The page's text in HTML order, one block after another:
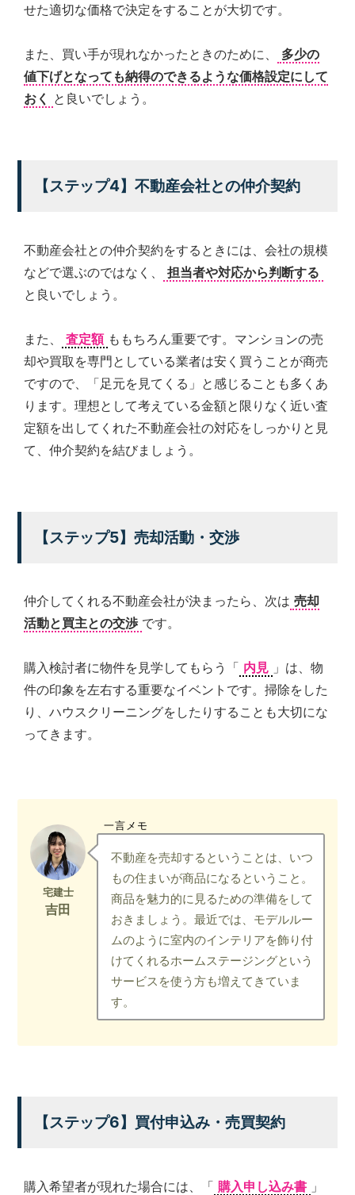
せた適切な価格で決定をすることが大切です。
また、買い手が現れなかったときのために、
多少の
値下げとなっても納得のできるような価格設定にして
おく と良いでしょう。
【ステップ4】不動産会社との仲介契約
不動産会社との仲介契約をするときには、会社の規模
などで選ぶのではなく、
担当者や対応から判断する
と良いでしょう。
また、 査定額 ももちろん重要です。マンションの売
却や買取を専門としている業者は安く買うことが商売
ですので、「足元を見てくる」と感じることも多くあ
ります。理想として考えている金額と限りなく近い査
定額を出してくれた不動産会社の対応をしっかりと見
て、仲介契約を結びましょう。
【ステップ5】売却活動・交渉
仲介してくれる不動産会社が決まったら、次は 売却
活動と買主との交渉 です。
購入検討者に物件を見学してもらう「 内見 」は、物
件の印象を左右する重要なイベントです。掃除をした
り、ハウスクリーニングをしたりすることも大切にな
ってきます。
一言メモ
不動産を売却するということは、いつ
もの住まいが商品になるということ。
商品を魅力的に見るための準備をして
おきましょう。最近では、モデルルー
ムのように室内のインテリアを飾り付
けてくれるホームステージングという
サービスを使う方も増えてきていま
す。
【ステップ6】買付申込み・売買契約
購入希望者が現れた場合には、「 購入申し込み書 」